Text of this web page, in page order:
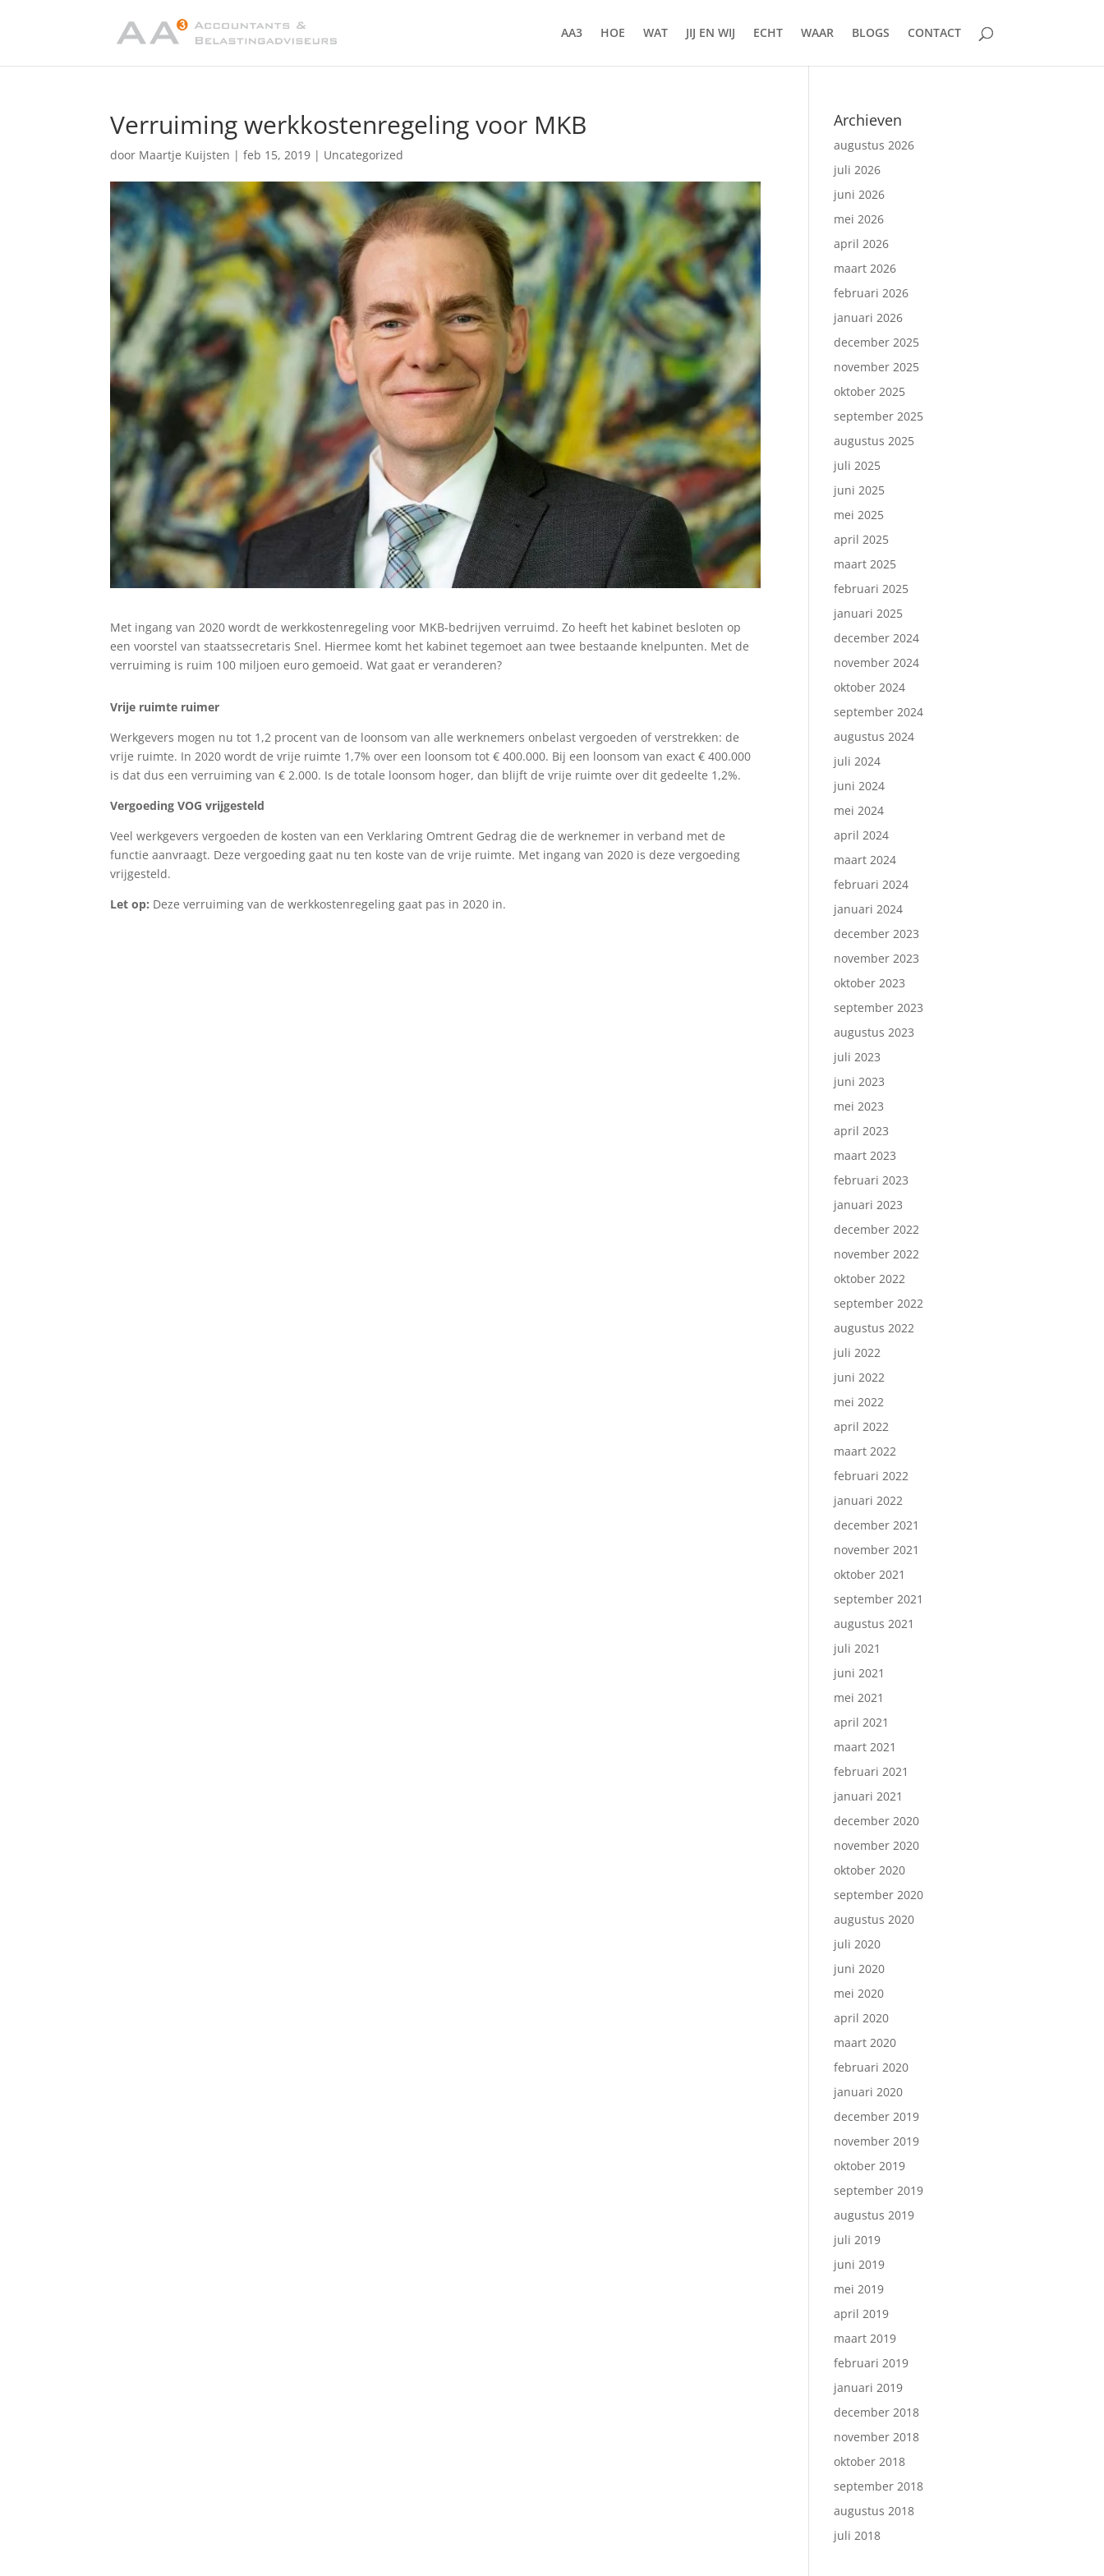
AA3 HOE WAT JIJ EN WIJ ECHT WAAR BLOGS CONTACT
Verruiming werkkostenregeling voor MKB
door Maartje Kuijsten |feb 15, 2019 | Uncategorized
Met ingang van 2020 wordt de werkkostenregeling voor MKB-bedrijven verruimd. Zo heeft het kabinet besloten op
een voorstel van staatssecretaris Snel. Hiermee komt het kabinet tegemoet aan twee bestaande knelpunten. Met de
verruiming is ruim 100 miljoen euro gemoeid. Wat gaat er veranderen?
Vrije ruimte ruimer
Werkgevers mogen nu tot 1,2 procent van de loonsom van alle werknemers onbelast vergoeden of verstrekken: de
vrije ruimte. In 2020 wordt de vrije ruimte 1,7% over een loonsom tot € 400.000. Bij een loonsom van exact € 400.000
is dat dus een verruiming van € 2.000. Is de totale loonsom hoger, dan blijft de vrije ruimte over dit gedeelte 1,2%.
Vergoeding VOG vrijgesteld
Veel werkgevers vergoeden de kosten van een Verklaring Omtrent Gedrag die de werknemer in verband met de
functie aanvraagt. Deze vergoeding gaat nu ten koste van de vrije ruimte. Met ingang van 2020 is deze vergoeding
vrijgesteld.
Let op: Deze verruiming van de werkkostenregeling gaat pas in 2020 in.
Archieven
augustus 2026
juli 2026
juni 2026
mei 2026
april 2026
maart 2026
februari 2026
januari 2026
december 2025
november 2025
oktober 2025
september 2025
augustus 2025
juli 2025
juni 2025
mei 2025
april 2025
maart 2025
februari 2025
januari 2025
december 2024
november 2024
oktober 2024
september 2024
augustus 2024
juli 2024
juni 2024
mei 2024
april 2024
maart 2024
februari 2024
januari 2024
december 2023
november 2023
oktober 2023
september 2023
augustus 2023
juli 2023
juni 2023
mei 2023
april 2023
maart 2023
februari 2023
januari 2023
december 2022
november 2022
oktober 2022
september 2022
augustus 2022
juli 2022
juni 2022
mei 2022
april 2022
maart 2022
februari 2022
januari 2022
december 2021
november 2021
oktober 2021
september 2021
augustus 2021
juli 2021
juni 2021
mei 2021
april 2021
maart 2021
februari 2021
januari 2021
december 2020
november 2020
oktober 2020
september 2020
augustus 2020
juli 2020
juni 2020
mei 2020
april 2020
maart 2020
februari 2020
januari 2020
december 2019
november 2019
oktober 2019
september 2019
augustus 2019
juli 2019
juni 2019
mei 2019
april 2019
maart 2019
februari 2019
januari 2019
december 2018
november 2018
oktober 2018
september 2018
augustus 2018
juli 2018